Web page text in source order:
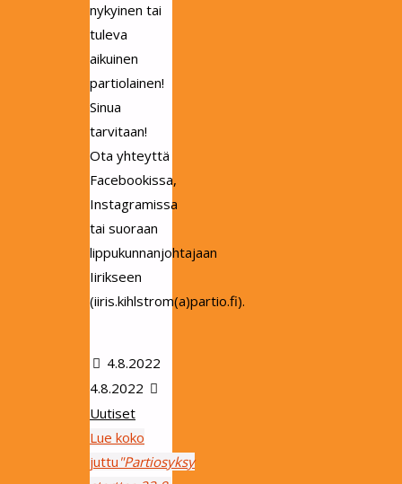
nykyinen tai
tuleva
aikuinen
partiolainen!
Sinua
tarvitaan!
Ota yhteyttä
Facebookissa,
Instagramissa
tai suoraan
lippukunnanjohtajaan
Iirikseen
(iiris.kihlstrom(a)partio.fi).
4.8.2022
4.8.2022
Uutiset
Lue koko
juttu "Partiosyksy